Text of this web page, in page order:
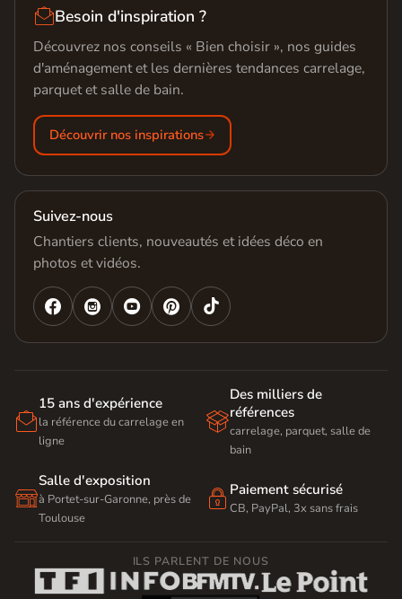
Besoin d'inspiration ?
Découvrez nos conseils « Bien choisir », nos guides
d'aménagement et les dernières tendances carrelage,
parquet et salle de bain.
Découvrir nos inspirations
Suivez-nous
Chantiers clients, nouveautés et idées déco en
photos et vidéos.
   

15 ans d'expérience
la référence du carrelage en
ligne

Des milliers de
références
carrelage, parquet, salle de
bain

Salle d'exposition
à Portet-sur-Garonne, près de
Toulouse
 Paiement sécurisé
CB, PayPal, 3x sans frais
ILS PARLENT DE NOUS